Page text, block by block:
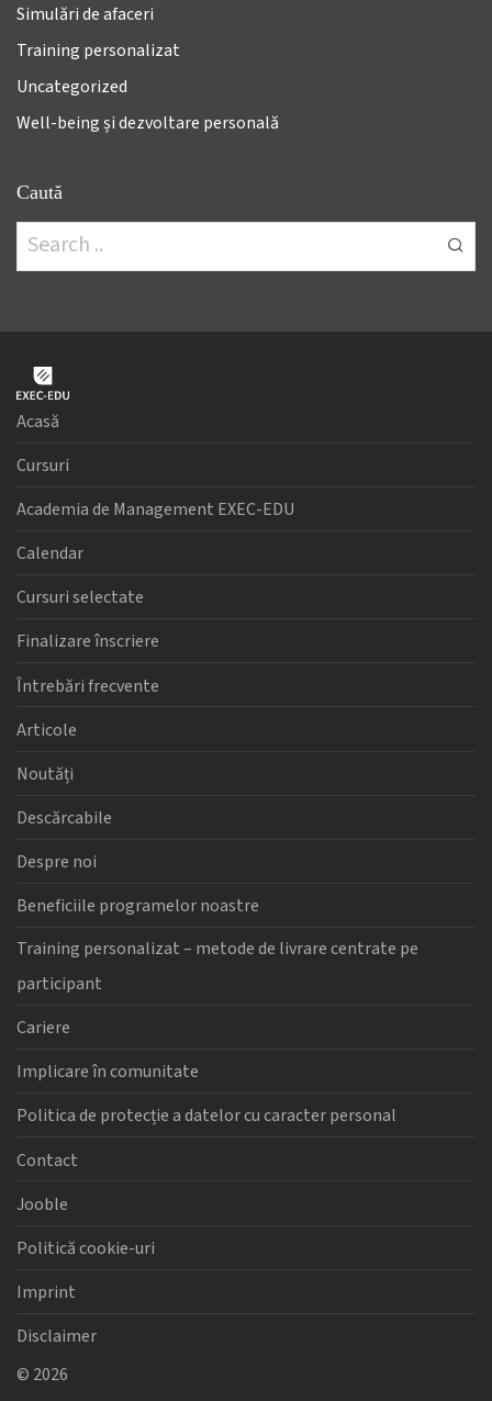
Simulări de afaceri
Training personalizat
Uncategorized
Well-being și dezvoltare personală
Caută
Acasă
Cursuri
Academia de Management EXEC-EDU
Calendar
Cursuri selectate
Finalizare înscriere
Întrebări frecvente
Articole
Noutăți
Descărcabile
Despre noi
Beneficiile programelor noastre
Training personalizat – metode de livrare centrate pe
participant
Cariere
Implicare în comunitate
Politica de protecție a datelor cu caracter personal
Contact
Jooble
Politică cookie-uri
Imprint
Disclaimer
© 2026